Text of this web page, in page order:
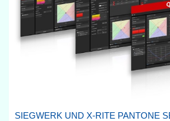
SIEGWERK UND X-RITE PANTONE